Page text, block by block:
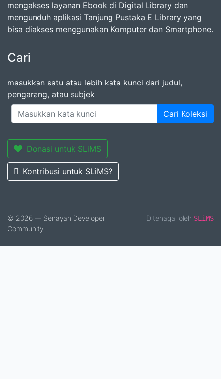
mengakses layanan Ebook di Digital Library dan
mengunduh aplikasi Tanjung Pustaka E Library yang
bisa diakses menggunakan Komputer dan Smartphone.
Cari
masukkan satu atau lebih kata kunci dari judul,
pengarang, atau subjek
Cari Koleksi
Donasi untuk SLiMS
Kontribusi untuk SLiMS?
© 2026 — Senayan Developer
Community
Ditenagai oleh SLiMS